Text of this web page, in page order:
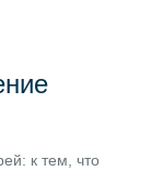
к тем, что